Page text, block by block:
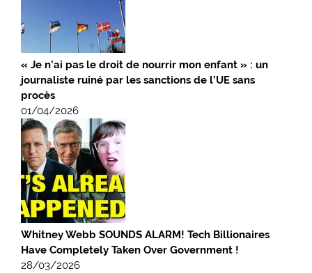
« Je n’ai pas le droit de nourrir mon enfant » : un
journaliste ruiné par les sanctions de l’UE sans
procès
01/04/2026
Whitney Webb SOUNDS ALARM! Tech Billionaires
Have Completely Taken Over Government !
28/03/2026